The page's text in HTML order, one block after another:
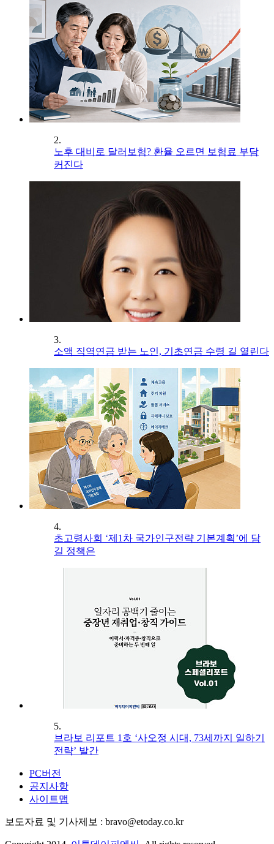
2.
노후 대비로 달러보험? 환율 오르면 보험료 부담
커진다
3.
소액 직역연금 받는 노인, 기초연금 수령 길 열린다
4.
초고령사회 ‘제1차 국가인구전략 기본계획’에 담
길 정책은
5.
브라보 리포트 1호 ‘사오정 시대, 73세까지 일하기
전략’ 발간
PC버전
공지사항
사이트맵
보도자료 및 기사제보 : bravo@etoday.co.kr